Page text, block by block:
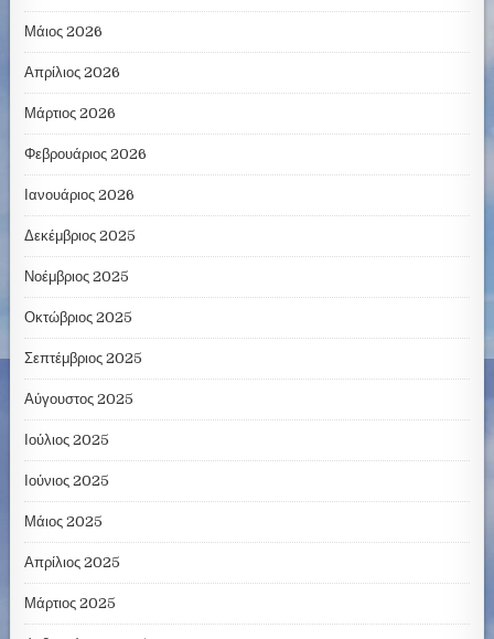
Μάιος 2026
Απρίλιος 2026
Μάρτιος 2026
Φεβρουάριος 2026
Ιανουάριος 2026
Δεκέμβριος 2025
Νοέμβριος 2025
Οκτώβριος 2025
Σεπτέμβριος 2025
Αύγουστος 2025
Ιούλιος 2025
Ιούνιος 2025
Μάιος 2025
Απρίλιος 2025
Μάρτιος 2025